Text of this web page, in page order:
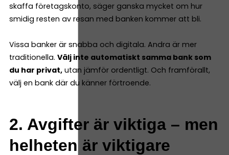
skaffa företagskonto, säger ganska mycket om hur
smidig resten av resan med banken kommer att bli.
Vissa banker är snabba och digitala. Andra är mer
traditionella. Välj inte automatiskt samma bank som
du har privat, utan jämför ordentligt. Och framförallt,
välj en bank där du känner förtroende.
2. Avgifter är viktiga – men
helheten är viktigare